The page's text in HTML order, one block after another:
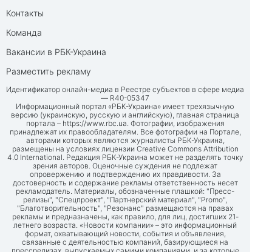
Контакты
Команда
Вакансии в РБК-Украина
Разместить рекламу
Идентификатор онлайн-медиа в Реестре субъектов в сфере медиа
— R40-05347
Информационный портал «РБК-Украина» имеет трехязычную
версию (украинскую, русскую и английскую), главная страница
портала – https://www.rbc.ua. Фотографии, изображения
принадлежат их правообладателям. Все фотографии на Портале,
авторами которых являются журналисты РБК-Украина,
размещены на условиях лицензии Creative Commons Attribution
4.0 International. Редакция РБК-Украина может не разделять точку
зрения авторов. Оценочные суждения не подлежат
опровержению и подтверждению их правдивости. За
достоверность и содержание рекламы ответственность несет
рекламодатель. Материалы, обозначенные плашкой: "Пресс-
релизы", "Спецпроект", "Партнерский материал", "Promo",
"Благотворительность", "Резонанс" размещаются на правах
рекламы и предназначены, как правило, для лиц, достигших 21-
летнего возраста. «Новости компании» – это информационный
формат, охватывающий новости, события и объявления,
связанные с деятельностью компаний, базирующиеся на